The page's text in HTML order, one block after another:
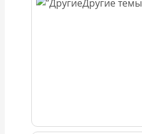
Другие темы